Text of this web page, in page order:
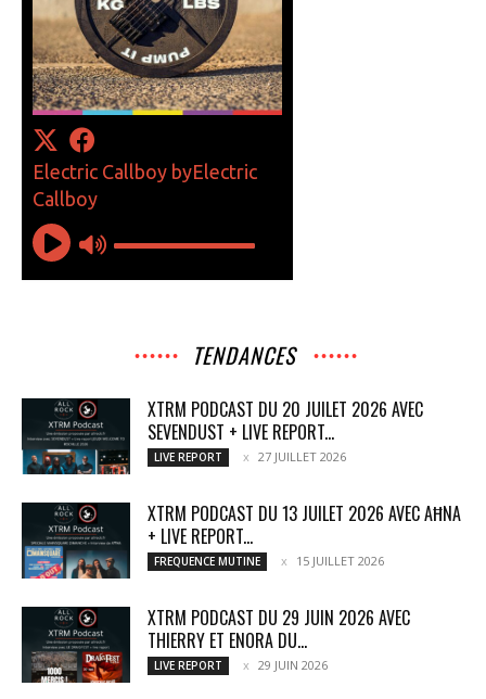
TENDANCES
XTRM PODCAST DU 20 JUILET 2026 AVEC
SEVENDUST + LIVE REPORT...
LIVE REPORT 27 JUILLET 2026
XTRM PODCAST DU 13 JUILET 2026 AVEC AĦNA
+ LIVE REPORT...
FREQUENCE MUTINE 15 JUILLET 2026
XTRM PODCAST DU 29 JUIN 2026 AVEC
THIERRY ET ENORA DU...
LIVE REPORT 29 JUIN 2026